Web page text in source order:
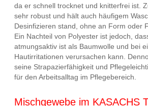
da er schnell trocknet und knitterfrei ist.
sehr robust und hält auch häufigem
Desinfizieren stand, ohne an Form oder
Ein Nachteil von Polyester ist jedoch,
atmungsaktiv ist als Baumwolle und bei
Hautirritationen verursachen kann.
seine Strapazierfähigkeit und
für den Arbeitsalltag im Pflegebereich.
Mischgewebe im KASACHS